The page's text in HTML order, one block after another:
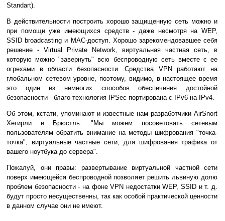
Standart).
В действительности построить хорошо защищенную сеть можно и
при помощи уже имеющихся средств - даже несмотря на WEP,
SSID broadcasting и MAC-доступ. Хорошо зарекомендовавшее себя
решение - Virtual Private Network, виртуальная частная сеть, в
которую можно "завернуть" всю беспроводную сеть вместе с ее
огрехами в области безопасности. Средства VPN работают на
глобальном сетевом уровне, поэтому, видимо, в настоящее время
это один из немногих способов обеспечения достойной
безопасности - благо технология IPSec портирована с IPv6 на IPv4.
Об этом, кстати, упоминают и известные нам разработчики AirSnort
Хегирли и Брюстль: "Мы можем посоветовать сетевым
пользователям обратить внимание на методы шифрования "точка-
точка", виртуальные частные сети, для шифрования трафика от
вашего ноутбука до сервера".
Пожалуй, они правы: развертывание виртуальной частной сети
поверх имеющейся беспроводной позволяет решить львиную долю
проблем безопасности - на фоне VPN недостатки WEP, SSID и т. д.
будут просто несущественны, так как особой практической ценности
в данном случае они не имеют.